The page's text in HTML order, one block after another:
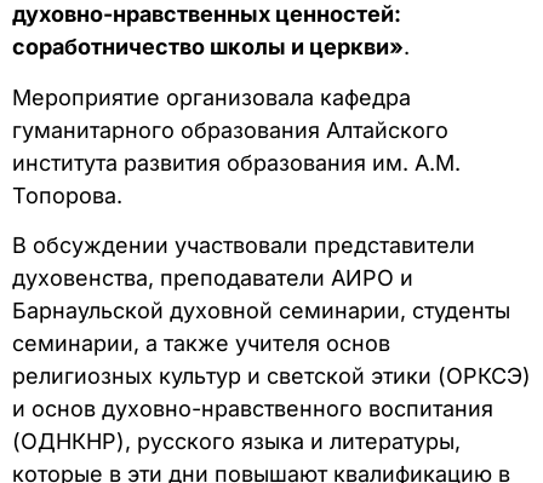
духовно-нравственных ценностей:
соработничество школы и церкви».
Мероприятие организовала кафедра
гуманитарного образования Алтайского
института развития образования им. А.М.
Топорова.
В обсуждении участвовали представители
духовенства, преподаватели АИРО и
Барнаульской духовной семинарии, студенты
семинарии, а также учителя основ
религиозных культур и светской этики (ОРКСЭ)
и основ духовно-нравственного воспитания
(ОДНКНР), русского языка и литературы,
которые в эти дни повышают квалификацию в